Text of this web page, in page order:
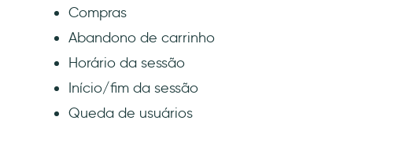
Compras
Abandono de carrinho
Horário da sessão
Início/fim da sessão
Queda de usuários